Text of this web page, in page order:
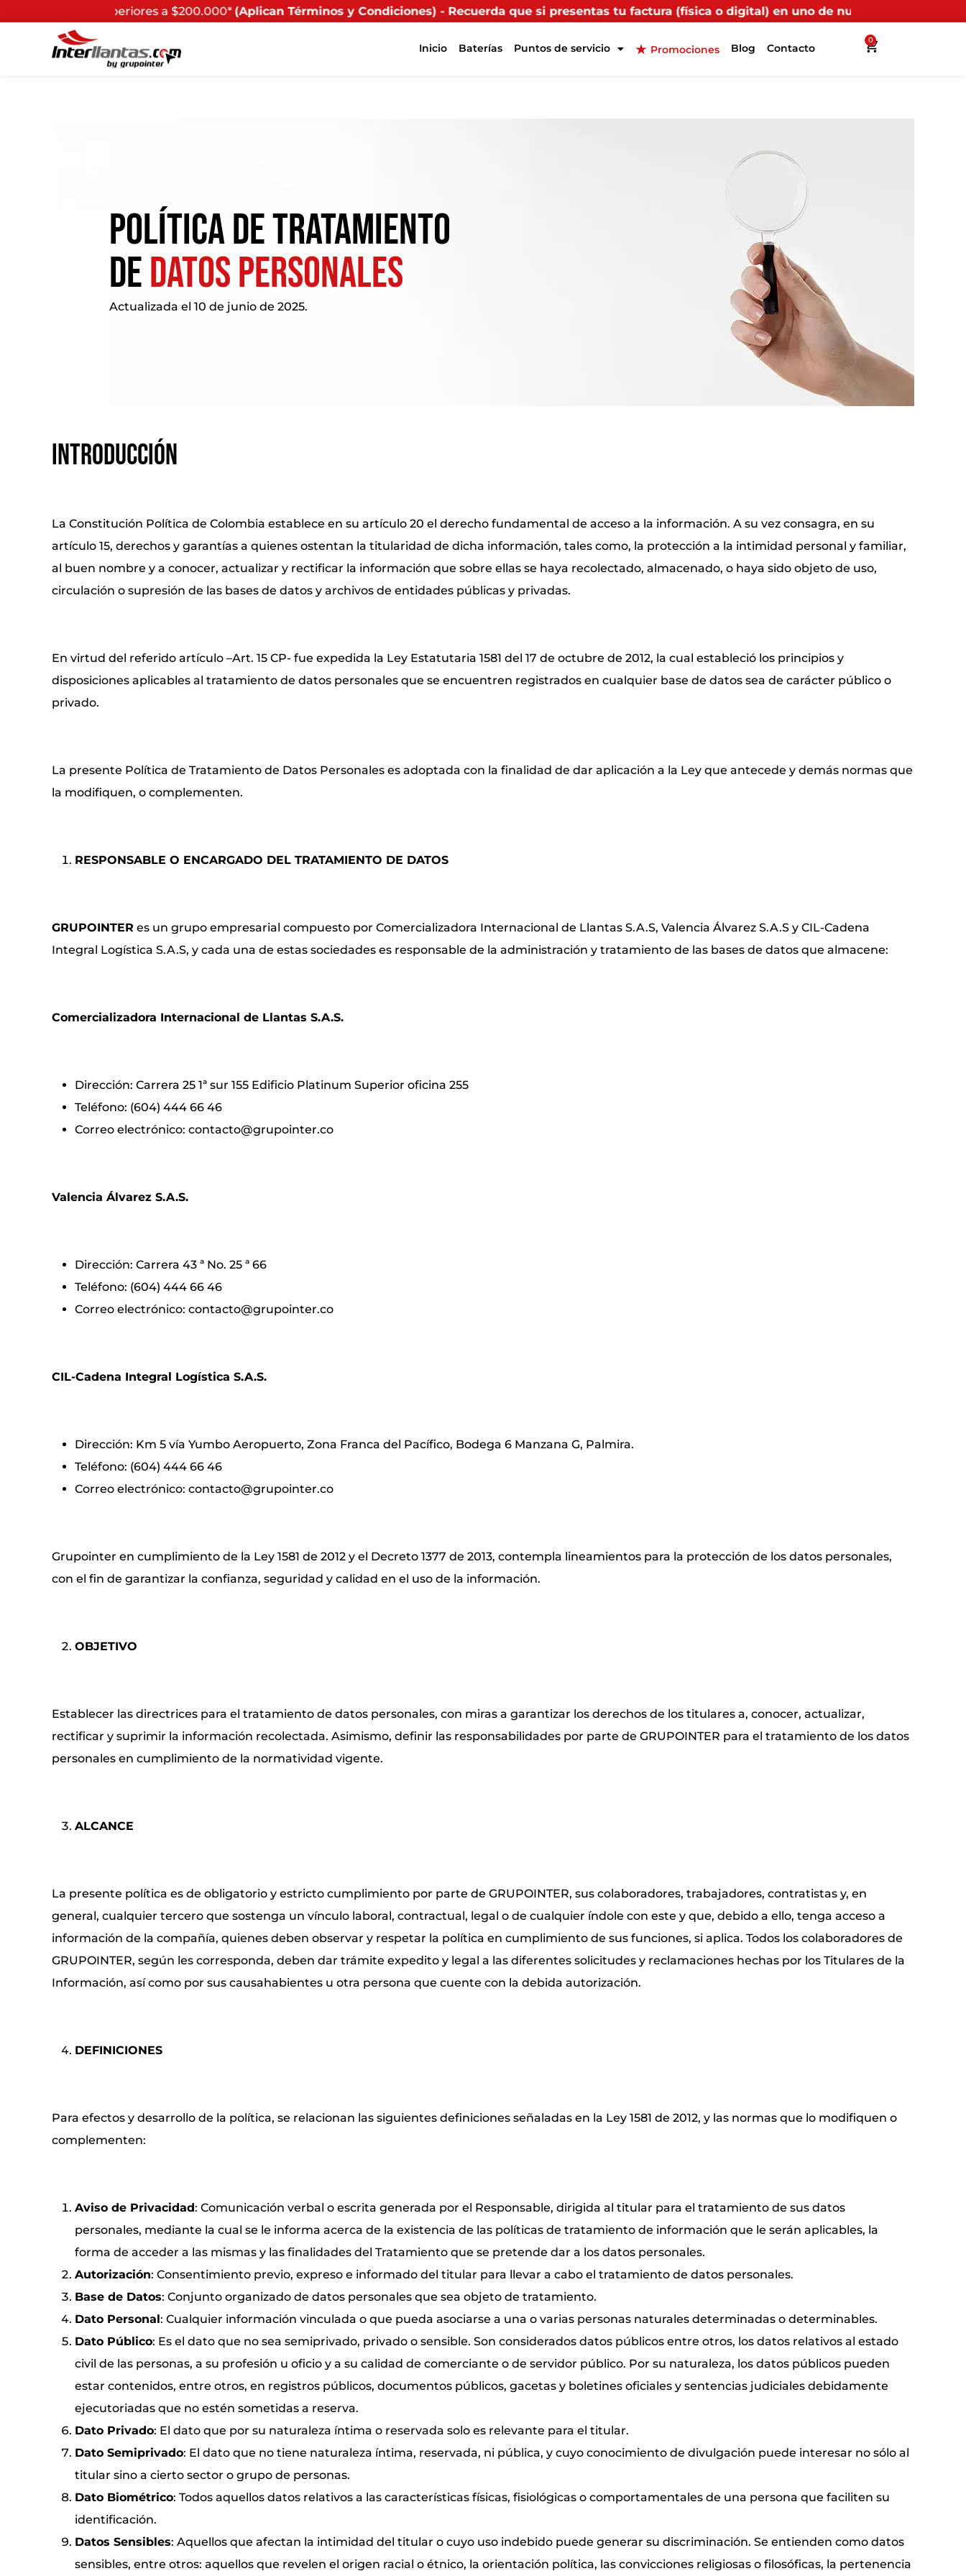
(Aplican Términos y Condiciones) - Recuerda que si presentas tu factura (física o digital) en uno de nuestros puntos propios, recibirás más
Inicio Baterías Puntos de servicio Promociones Blog Contacto
0
POLÍTICA DE TRATAMIENTO
DEDATOS PERSONALES
Actualizada el 10 de junio de 2025.
INTRODUCCIÓN
La Constitución Política de Colombia establece en su artículo 20 el derecho fundamental de acceso a la información. A su vez consagra, en su
artículo 15, derechos y garantías a quienes ostentan la titularidad de dicha información, tales como, la protección a la intimidad personal y familiar,
al buen nombre y a conocer, actualizar y rectificar la información que sobre ellas se haya recolectado, almacenado, o haya sido objeto de uso,
circulación o supresión de las bases de datos y archivos de entidades públicas y privadas.
En virtud del referido artículo –Art. 15 CP- fue expedida la Ley Estatutaria 1581 del 17 de octubre de 2012, la cual estableció los principios y
disposiciones aplicables al tratamiento de datos personales que se encuentren registrados en cualquier base de datos sea de carácter público o
privado.
La presente Política de Tratamiento de Datos Personales es adoptada con la finalidad de dar aplicación a la Ley que antecede y demás normas que
la modifiquen, o complementen.
RESPONSABLE O ENCARGADO DEL TRATAMIENTO DE DATOS
GRUPOINTER es un grupo empresarial compuesto por Comercializadora Internacional de Llantas S.A.S, Valencia Álvarez S.A.S y CIL-Cadena
Integral Logística S.A.S, y cada una de estas sociedades es responsable de la administración y tratamiento de las bases de datos que almacene:
Comercializadora Internacional de Llantas S.A.S.
Dirección: Carrera 25 1ª sur 155 Edificio Platinum Superior oficina 255
Teléfono: (604) 444 66 46
Correo electrónico: contacto@grupointer.co
Valencia Álvarez S.A.S.
Dirección: Carrera 43 ª No. 25 ª 66
Teléfono: (604) 444 66 46
Correo electrónico: contacto@grupointer.co
CIL-Cadena Integral Logística S.A.S.
Dirección: Km 5 vía Yumbo Aeropuerto, Zona Franca del Pacífico, Bodega 6 Manzana G, Palmira.
Teléfono: (604) 444 66 46
Correo electrónico: contacto@grupointer.co
Grupointer en cumplimiento de la Ley 1581 de 2012 y el Decreto 1377 de 2013, contempla lineamientos para la protección de los datos personales,
con el fin de garantizar la confianza, seguridad y calidad en el uso de la información.
OBJETIVO
Establecer las directrices para el tratamiento de datos personales, con miras a garantizar los derechos de los titulares a, conocer, actualizar,
rectificar y suprimir la información recolectada. Asimismo, definir las responsabilidades por parte de GRUPOINTER para el tratamiento de los datos
personales en cumplimiento de la normatividad vigente.
ALCANCE
La presente política es de obligatorio y estricto cumplimiento por parte de GRUPOINTER, sus colaboradores, trabajadores, contratistas y, en
general, cualquier tercero que sostenga un vínculo laboral, contractual, legal o de cualquier índole con este y que, debido a ello, tenga acceso a
información de la compañía, quienes deben observar y respetar la política en cumplimiento de sus funciones, si aplica. Todos los colaboradores de
GRUPOINTER, según les corresponda, deben dar trámite expedito y legal a las diferentes solicitudes y reclamaciones hechas por los Titulares de la
Información, así como por sus causahabientes u otra persona que cuente con la debida autorización.
DEFINICIONES
Para efectos y desarrollo de la política, se relacionan las siguientes definiciones señaladas en la Ley 1581 de 2012, y las normas que lo modifiquen o
complementen:
Aviso de Privacidad: Comunicación verbal o escrita generada por el Responsable, dirigida al titular para el tratamiento de sus datos
personales, mediante la cual se le informa acerca de la existencia de las políticas de tratamiento de información que le serán aplicables, la
forma de acceder a las mismas y las finalidades del Tratamiento que se pretende dar a los datos personales.
Autorización: Consentimiento previo, expreso e informado del titular para llevar a cabo el tratamiento de datos personales.
Base de Datos: Conjunto organizado de datos personales que sea objeto de tratamiento.
Dato Personal: Cualquier información vinculada o que pueda asociarse a una o varias personas naturales determinadas o determinables.
Dato Público: Es el dato que no sea semiprivado, privado o sensible. Son considerados datos públicos entre otros, los datos relativos al estado
civil de las personas, a su profesión u oficio y a su calidad de comerciante o de servidor público. Por su naturaleza, los datos públicos pueden
estar contenidos, entre otros, en registros públicos, documentos públicos, gacetas y boletines oficiales y sentencias judiciales debidamente
ejecutoriadas que no estén sometidas a reserva.
Dato Privado: El dato que por su naturaleza íntima o reservada solo es relevante para el titular.
Dato Semiprivado: El dato que no tiene naturaleza íntima, reservada, ni pública, y cuyo conocimiento de divulgación puede interesar no sólo al
titular sino a cierto sector o grupo de personas.
Dato Biométrico: Todos aquellos datos relativos a las características físicas, fisiológicas o comportamentales de una persona que faciliten su
identificación.
Datos Sensibles: Aquellos que afectan la intimidad del titular o cuyo uso indebido puede generar su discriminación. Se entienden como datos
sensibles, entre otros: aquellos que revelen el origen racial o étnico, la orientación política, las convicciones religiosas o filosóficas, la pertenencia